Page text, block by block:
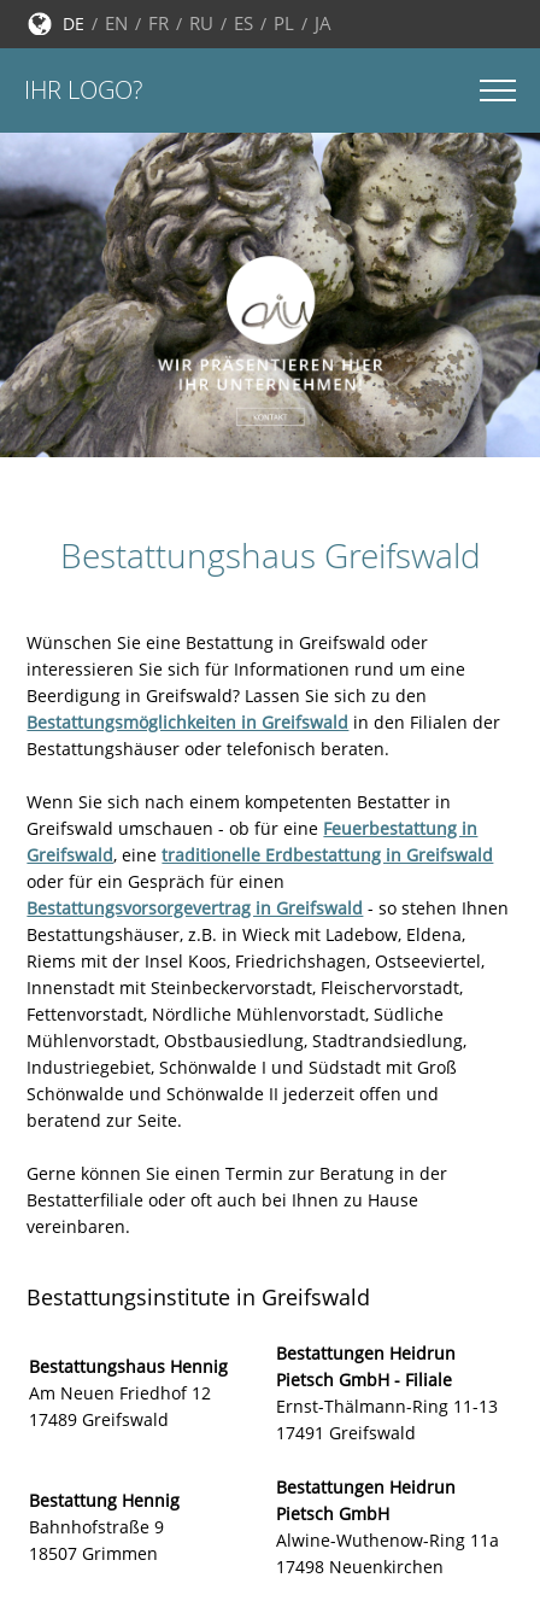
DE EN FR RU ES PL JA
IHR LOGO?
Bestattungshaus Greifswald
Wünschen Sie eine Bestattung in Greifswald oder
interessieren Sie sich für Informationen rund um eine
Beerdigung in Greifswald? Lassen Sie sich zu den
Bestattungsmöglichkeiten in Greifswald in den Filialen der
Bestattungshäuser oder telefonisch beraten.
Wenn Sie sich nach einem kompetenten Bestatter in
Greifswald umschauen - ob für eine Feuerbestattung in
Greifswald, einetraditionelle Erdbestattung in Greifswald
oder für ein Gespräch für einen
Bestattungsvorsorgevertrag in Greifswald - so stehen Ihnen
Bestattungshäuser, z.B. in Wieck mit Ladebow, Eldena,
Riems mit der Insel Koos, Friedrichshagen, Ostseeviertel,
Innenstadt mit Steinbeckervorstadt, Fleischervorstadt,
Fettenvorstadt, Nördliche Mühlenvorstadt, Südliche
Mühlenvorstadt, Obstbausiedlung, Stadtrandsiedlung,
Industriegebiet, Schönwalde I und Südstadt mit Groß
Schönwalde und Schönwalde II jederzeit offen und
beratend zur Seite.
Gerne können Sie einen Termin zur Beratung in der
Bestatterfiliale oder oft auch bei Ihnen zu Hause
vereinbaren.
Bestattungsinstitute in Greifswald
Bestattungshaus Hennig
Am Neuen Friedhof 12
17489 Greifswald
Bestattungen Heidrun
Pietsch GmbH - Filiale
Ernst-Thälmann-Ring 11-13
17491 Greifswald
Bestattung Hennig
Bahnhofstraße 9
18507 Grimmen
Bestattungen Heidrun
Pietsch GmbH
Alwine-Wuthenow-Ring 11a
17498 Neuenkirchen